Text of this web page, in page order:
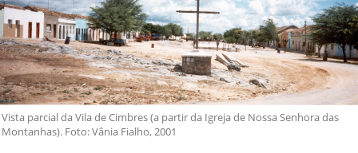
Vista parcial da Vila de Cimbres (a partir da Igreja de Nossa Senhora das
Montanhas). Foto: Vânia Fialho, 2001